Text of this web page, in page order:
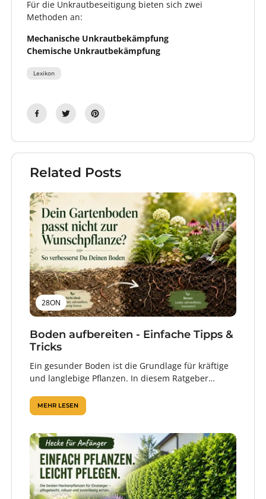
Für die Unkrautbeseitigung bieten sich zwei
Methoden an:
Mechanische Unkrautbekämpfung
Chemische Unkrautbekämpfung
Lexikon
Related Posts
28ON
Boden aufbereiten - Einfache Tipps &
Tricks
Ein gesunder Boden ist die Grundlage für kräftige
und langlebige Pflanzen. In diesem Ratgeber
MEHR LESEN